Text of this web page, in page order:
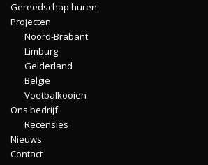
Gereedschap huren
Projecten
Noord-Brabant
Limburg
Gelderland
België
Voetbalkooien
Ons bedrijf
Recensies
Nieuws
Contact